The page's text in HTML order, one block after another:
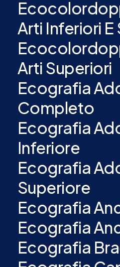
Arti Inferiori E
Arti Superiori
Ecografia
Completo
Ecografia
Inferiore
Ecografia
Superiore
Ecografia
Ecografia
Ecografia